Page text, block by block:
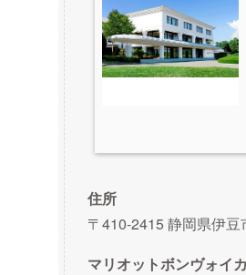
住所
〒410-2415 静岡県伊豆
マリオットボンヴォイ